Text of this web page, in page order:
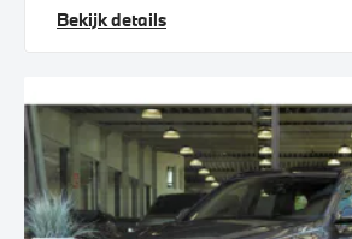
Bekijk details